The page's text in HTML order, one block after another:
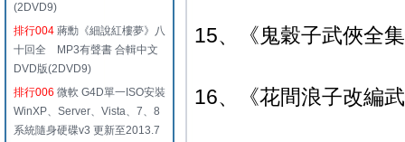
(2DVD9)
排行004 蔣勳《細說紅樓夢》八
十回全 MP3有聲書 合輯中文
DVD版(2DVD9)
排行006 微軟 G4D單一ISO安裝
WinXP、Server、Vista、7、8
系統隨身硬碟v3 更新至2013.7
15、《鬼穀子武俠全
16、《花間浪子改編